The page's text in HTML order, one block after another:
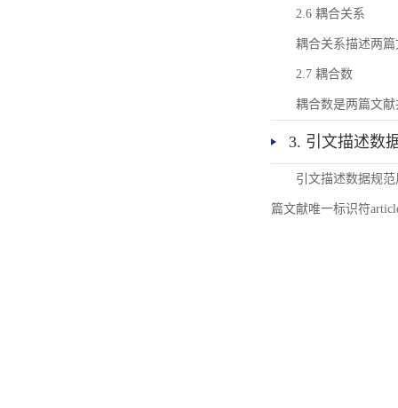
2.6 耦合关系
耦合关系描述两
2.7 耦合数
耦合数是两篇文
3. 引文描述数
引文描述数据规
篇文献唯一标识符